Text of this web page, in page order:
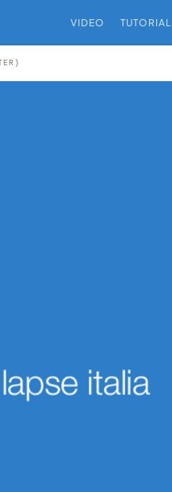
VIDEO TUTORIAL